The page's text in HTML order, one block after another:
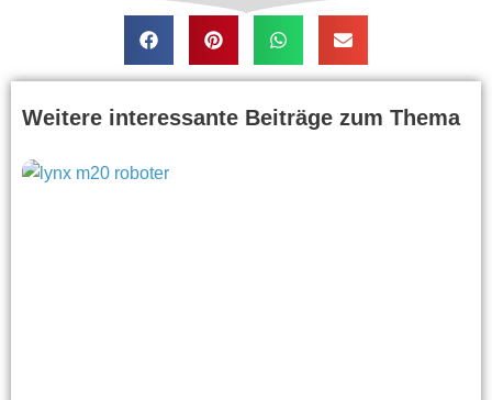
Weitere interessante Beiträge zum Thema